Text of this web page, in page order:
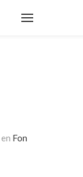
en Fon